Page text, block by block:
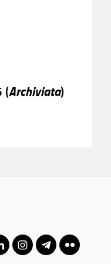
(Archiviata)